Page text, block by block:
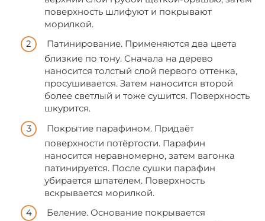
поверхность шлифуют и покрывают
морилкой.
Патинирование. Применяются два цвета
близкие по тону. Сначала на дерево
наносится толстый слой первого оттенка,
просушивается. Затем наносится второй
более светлый и тоже сушится. Поверхность
шкурится.
Покрытие парафином. Придаёт
поверхности потёртости. Парафин
наносится неравномерно, затем вагонка
патинируется. После сушки парафин
убирается шпателем. Поверхность
вскрывается морилкой.
Беление. Основание покрывается